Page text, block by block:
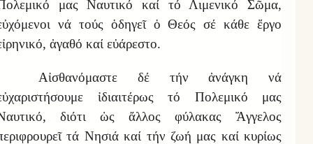
μας Ναυτικό καί τό Λιμενικό Σῶμα,
νά τούς ὁδηγεῖ ὁ Θεός σέ κάθε ἔργο
ἀγαθό καί εὐάρεστο.
Αἰσθανόμαστε δέ τήν ἀνάγκη νά
ἰδιαιτέρως τό Πολεμικό μας
διότι ὡς ἄλλος φύλακας Ἄγγελος
τά Νησιά καί τήν ζωή μας καί κυρίως